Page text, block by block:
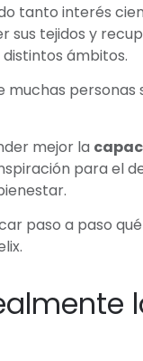
tanto interés
tejidos y
ámbitos.
muchas
mejor la
para el
paso a paso